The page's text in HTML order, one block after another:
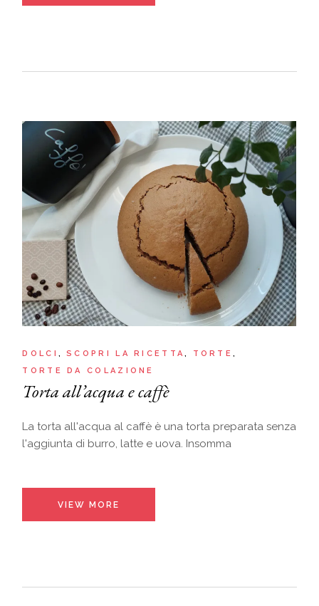
DOLCI SCOPRI LA RICETTA
TORTE
TORTE DA COLAZIONE
Torta all’acqua e caffè
La torta all'acqua al caffè è una torta preparata senza
l'aggiunta di burro, latte e uova. Insomma
VIEW MORE